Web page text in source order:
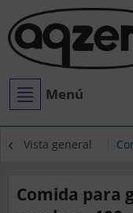
Menú
Vista general
Comida para